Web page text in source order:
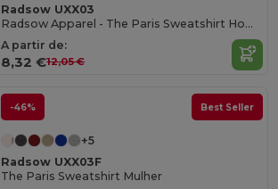
Radsow UXX03
Radsow Apparel - The Paris Sweatshirt Homens
A partir de:
8,32 €12,05 €
-46% Best Seller
+5
Radsow UXX03F
The Paris Sweatshirt Mulher